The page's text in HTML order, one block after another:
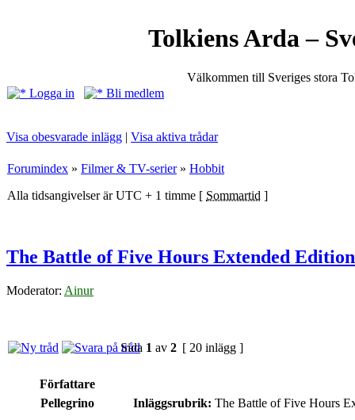
Tolkiens Arda –
Välkommen till Sveriges stora
Logga in
Bli medlem
Visa obesvarade inlägg | Visa aktiva trådar
Forumindex » Filmer & TV-serier» Hobbit
Alla tidsangivelser är UTC + 1 timme [ Sommartid ]
The Battle of Five Hours Extended Edition
Moderator: Ainur
Sida 1 av 2 [ 20 inlägg ]
Författare
Pellegrino
Inläggsrubrik: The Battle of Five Hours